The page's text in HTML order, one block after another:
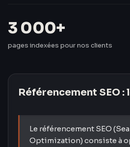
3 000+
pages indexées pour nos clients
Référencement SEO :
Le référencement SEO
Optimization) consiste à